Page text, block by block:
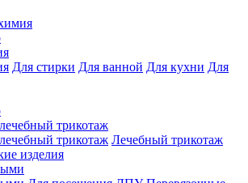
Для стирки Для ванной Для кухни Для
трикотаж
трикотаж Лечебный трикотаж
изделия